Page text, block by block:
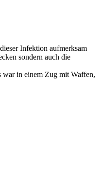
Infektion aufmerksam
sondern auch die
war in einem Zug mit Waffen,